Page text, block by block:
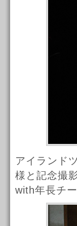
アイランド
様と記念撮影
with年長チー